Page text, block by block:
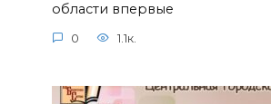
области впервые
0 1.1к.